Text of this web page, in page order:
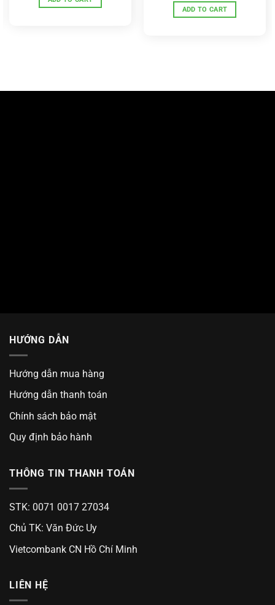
ADD TO CART
HƯỚNG DẪN
Hướng dẫn mua hàng
Hướng dẫn thanh toán
Chính sách bảo mật
Quy định bảo hành
THÔNG TIN THANH TOÁN
STK: 0071 0017 27034
Chủ TK: Văn Đức Uy
Vietcombank CN Hồ Chí Minh
LIÊN HỆ